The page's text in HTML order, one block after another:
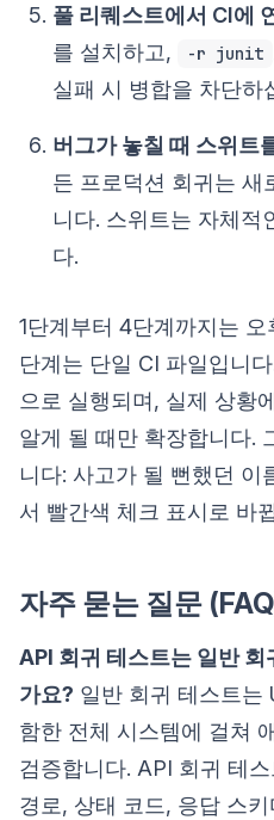
풀 리퀘스트에서 CI에
를 설치하고, -r junit
실패 시 병합을 차단하
버그가 놓칠 때 스위트
든 프로덕션 회귀는 새
니다. 스위트는 자체적
다.
1단계부터 4단계까지는
단계는 단일 CI 파일입니
으로 실행되며, 실제 상황
알게 될 때만 확장합니다.
니다: 사고가 될 뻔했던 이
서 빨간색 체크 표시로 바
자주 묻는 질문
API 회귀 테스트는 일반
가요? 일반 회귀 테스트는
함한 전체 시스템에 걸쳐
검증합니다. API 회귀 테
경로, 상태 코드, 응답 스